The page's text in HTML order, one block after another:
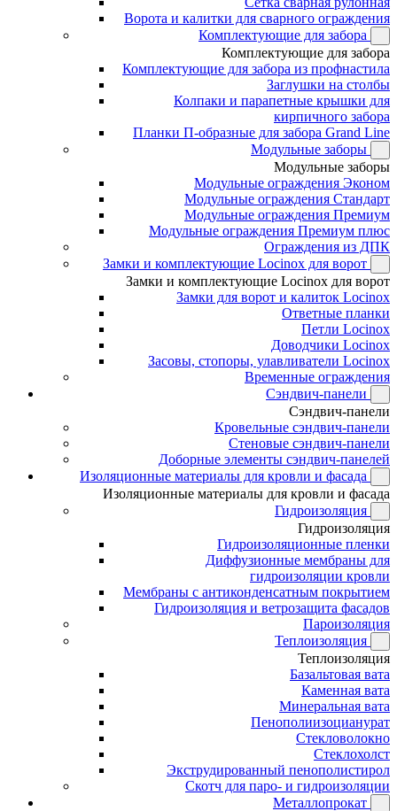
Ворота и калитки для сварного ограждения
Комплектующие для забора
Комплектующие для забора
Комплектующие для забора из профнастила
Заглушки на столбы
Колпаки и парапетные крышки для
кирпичного забора
Планки П-образные для забора Grand Line
Модульные заборы
Модульные заборы
Модульные ограждения Эконом
Модульные ограждения Стандарт
Модульные ограждения Премиум
Модульные ограждения Премиум плюс
Ограждения из ДПК
Замки и комплектующие Locinox для ворот
Замки и комплектующие Locinox для ворот
Замки для ворот и калиток Locinox
Ответные планки
Петли Locinox
Доводчики Locinox
Засовы, стопоры, улавливатели Locinox
Временные ограждения
Сэндвич-панели
Сэндвич-панели
Кровельные сэндвич-панели
Стеновые сэндвич-панели
Доборные элементы сэндвич-панелей
Изоляционные материалы для кровли и фасада
Изоляционные материалы для кровли и фасада
Гидроизоляция
Гидроизоляция
Гидроизоляционные пленки
Диффузионные мембраны для
гидроизоляции кровли
Мембраны с антиконденсатным покрытием
Гидроизоляция и ветрозащита фасадов
Пароизоляция
Теплоизоляция
Теплоизоляция
Базальтовая вата
Каменная вата
Минеральная вата
Пенополиизоцианурат
Стекловолокно
Стеклохолст
Экструдированный пенополистирол
Скотч для паро- и гидроизоляции
Металлопрокат